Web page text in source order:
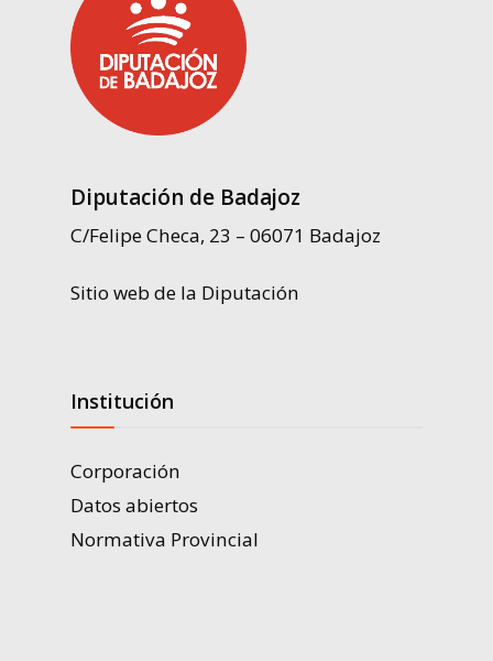
Diputación de Badajoz
C/Felipe Checa, 23 – 06071 Badajoz
Sitio web de la Diputación
Institución
Corporación
Datos abiertos
Normativa Provincial